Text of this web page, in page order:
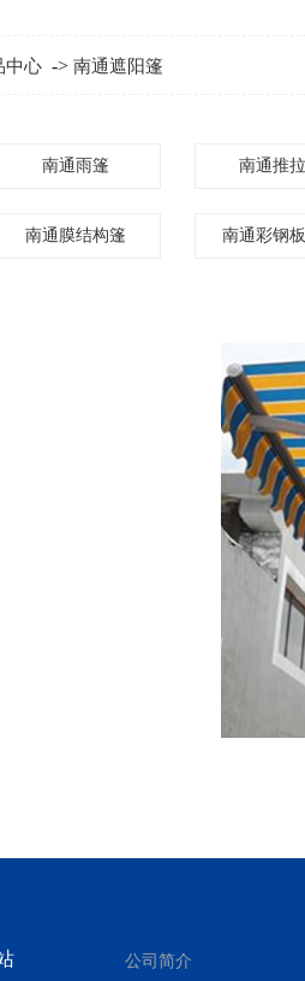
中心 -> 南通遮阳篷
南通雨篷 南通推
南通膜结构篷 南通彩钢
公司简介